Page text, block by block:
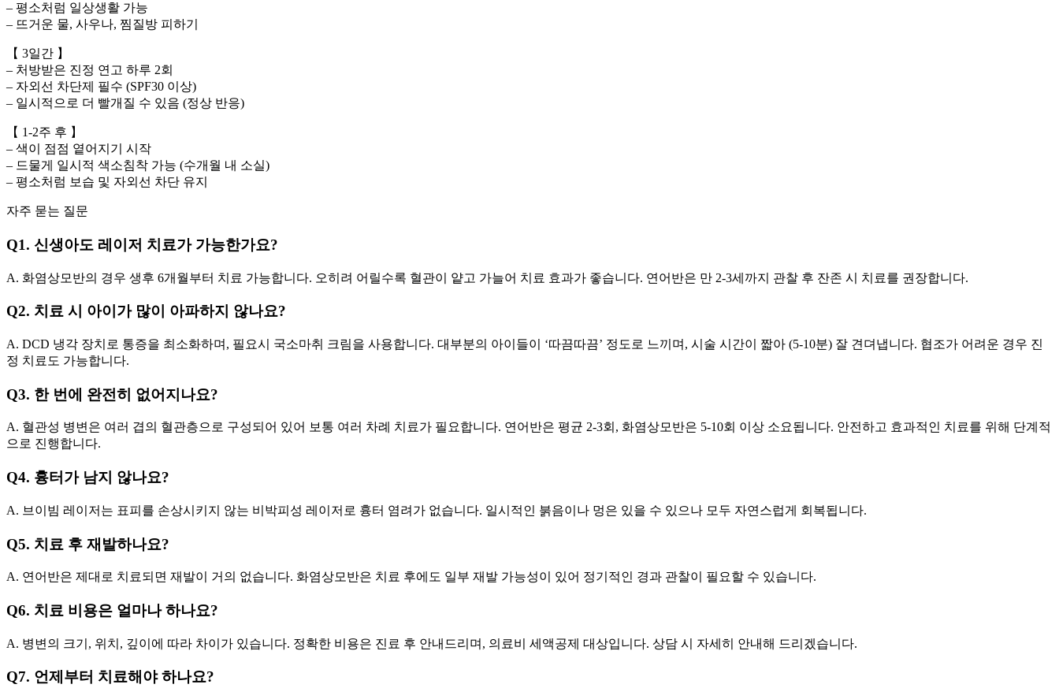
– 평소처럼 일상생활 가능
– 뜨거운 물, 사우나, 찜질방 피하기
【 3일간 】
– 처방받은 진정 연고 하루 2회
– 자외선 차단제 필수 (SPF30 이상)
– 일시적으로 더 빨개질 수 있음 (정상 반응)
【 1-2주 후 】
– 색이 점점 옅어지기 시작
– 드물게 일시적 색소침착 가능 (수개월 내 소실)
– 평소처럼 보습 및 자외선 차단 유지
자주 묻는 질문
Q1. 신생아도 레이저 치료가 가능한가요?
A. 화염상모반의 경우 생후 6개월부터 치료 가능합니다. 오히려 어릴수록 혈관이 얕고 가늘어 치료 효과가 좋습니다. 연어반은 만 2-3세까지 관찰 후 잔존 시 치료를 권장합니다.
Q2. 치료 시 아이가 많이 아파하지 않나요?
A. DCD 냉각 장치로 통증을 최소화하며, 필요시 국소마취 크림을 사용합니다. 대부분의 아이들이 ‘따끔따끔’ 정도로 느끼며, 시술 시간이 짧아 (5-10분) 잘 견뎌냅니다. 협조가 어려운 경우 진
정 치료도 가능합니다.
Q3. 한 번에 완전히 없어지나요?
A. 혈관성 병변은 여러 겹의 혈관층으로 구성되어 있어 보통 여러 차례 치료가 필요합니다. 연어반은 평균 2-3회, 화염상모반은 5-10회 이상 소요됩니다. 안전하고 효과적인 치료를 위해 단계적
으로 진행합니다.
Q4. 흉터가 남지 않나요?
A. 브이빔 레이저는 표피를 손상시키지 않는 비박피성 레이저로 흉터 염려가 없습니다. 일시적인 붉음이나 멍은 있을 수 있으나 모두 자연스럽게 회복됩니다.
Q5. 치료 후 재발하나요?
A. 연어반은 제대로 치료되면 재발이 거의 없습니다. 화염상모반은 치료 후에도 일부 재발 가능성이 있어 정기적인 경과 관찰이 필요할 수 있습니다.
Q6. 치료 비용은 얼마나 하나요?
A. 병변의 크기, 위치, 깊이에 따라 차이가 있습니다. 정확한 비용은 진료 후 안내드리며, 의료비 세액공제 대상입니다. 상담 시 자세히 안내해 드리겠습니다.
Q7. 언제부터 치료해야 하나요?